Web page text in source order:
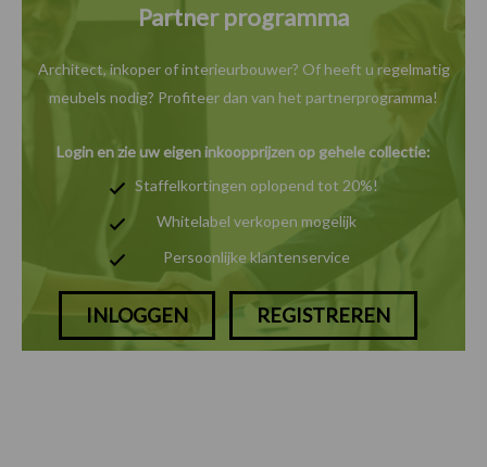
Partner programma
Architect, inkoper of interieurbouwer? Of heeft u regelmatig
meubels nodig? Profiteer dan van het partnerprogramma!
Login en zie uw eigen inkoopprijzen op gehele collectie:
Staffelkortingen oplopend tot 20%!
Whitelabel verkopen mogelijk
Persoonlijke klantenservice
INLOGGEN REGISTREREN